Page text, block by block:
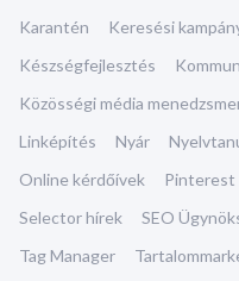
Karantén
Keresési
Készségfejlesztés
Közösségi média
Linképítés
Nyár
Online kérdőívek
Pinterest
Selector hírek
SEO
Tag Manager